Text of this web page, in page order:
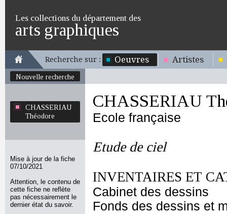
Les collections du département des
arts graphiques
Recherche sur : Oeuvres Artistes
Nouvelle recherche
CHASSERIAU
Théodore
Mise à jour de la fiche
07/10/2021
Attention, le contenu de
cette fiche ne reflète
pas nécessairement le
dernier état du savoir.
CHASSERIAU
Ecole française
Etude de ciel
INVENTAIRES ET
Cabinet des dessins
Fonds des dessins et